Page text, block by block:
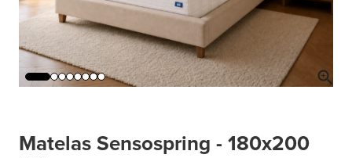
Matelas Sensospring - 180x200